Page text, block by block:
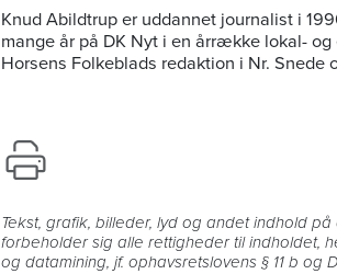
Knud Abildtrup er uddannet journalist i
mange år på DK Nyt i en årrække lokal-
Horsens Folkeblads redaktion i Nr. Snede
Tekst, grafik, billeder, lyd og andet indhold
forbeholder sig alle rettigheder til indholdet,
og datamining, jf. ophavsretslovens § 11 b og